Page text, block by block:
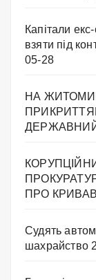
Капітали
взяти під
05-28
НА
ПРО
Судять
шахрайство